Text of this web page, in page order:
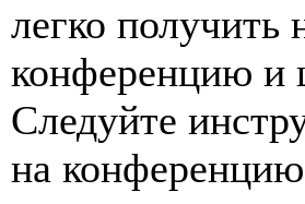
легко получить
конференцию и
Следуйте
на